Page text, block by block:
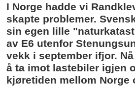
I Norge hadde vi
skapte problemer.
sin egen lille
av E6 utenfor
vekk i september ifjor.
å ta imot lastebiler igjen
kjøretiden mellom Norge